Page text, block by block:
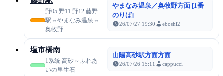
野05 野11 野12 藤野
駅⇔やまなみ温泉⇔
奥牧野
やまなみ温泉／奥牧野方面 [1番
のりば]
26/07/27 19:30 eboshi2
塩市橋南
1系統 高砂～ふれあ
いの里生石
山陽高砂駅方面方面
26/07/26 15:11 cappucci